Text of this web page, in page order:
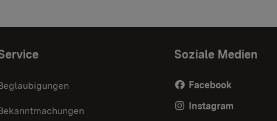
Soziale Medien
Facebook
Instagram